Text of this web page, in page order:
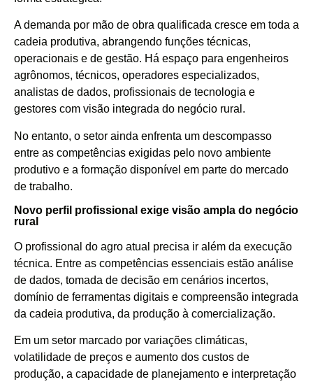
A demanda por mão de obra qualificada cresce em toda a
cadeia produtiva, abrangendo funções técnicas,
operacionais e de gestão. Há espaço para engenheiros
agrônomos, técnicos, operadores especializados,
analistas de dados, profissionais de tecnologia e
gestores com visão integrada do negócio rural.
No entanto, o setor ainda enfrenta um descompasso
entre as competências exigidas pelo novo ambiente
produtivo e a formação disponível em parte do mercado
de trabalho.
Novo perfil profissional exige visão ampla do negócio
rural
O profissional do agro atual precisa ir além da execução
técnica. Entre as competências essenciais estão análise
de dados, tomada de decisão em cenários incertos,
domínio de ferramentas digitais e compreensão integrada
da cadeia produtiva, da produção à comercialização.
Em um setor marcado por variações climáticas,
volatilidade de preços e aumento dos custos de
produção, a capacidade de planejamento e interpretação